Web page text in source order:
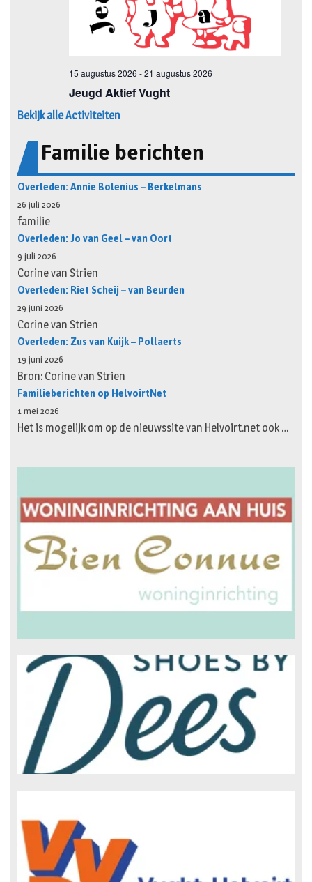
Bekijk alle Activiteiten
Familie berichten
Overleden: Annie Bolenius – Berkelmans
26 juli 2026
familie
Overleden: Jo van Geel – van Oort
9 juli 2026
Corine van Strien
Overleden: Riet Scheij – van Beurden
29 juni 2026
Corine van Strien
Overleden: Zus van Kuijk – Pollaerts
19 juni 2026
Bron: Corine van Strien
Familieberichten op HelvoirtNet
1 mei 2026
Het is mogelijk om op de nieuwssite van Helvoirt.net ook …